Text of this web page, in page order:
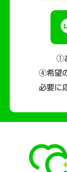
①
④希望
必要に